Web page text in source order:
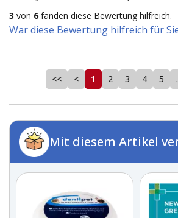
3 von 6 fanden diese Bewertung hilfreich.
War diese Bewertung hilfreich für
<< < 1 2 3 4 5
Mit diesem Artikel